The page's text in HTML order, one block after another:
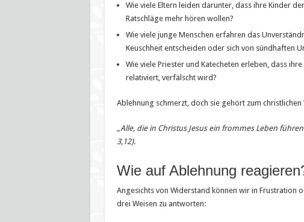
Wie viele Eltern leiden darunter, dass ihre Kinder
Ratschläge mehr hören wollen?
Wie viele junge Menschen erfahren das
Keuschheit entscheiden oder sich von sündhaften
Wie viele Priester und Katecheten erleben, dass
relativiert, verfälscht wird?
Ablehnung schmerzt, doch sie gehört zum
„Alle, die in Christus Jesus ein frommes Leben
3,12).
Wie auf Ablehnung
Angesichts von Widerstand können wir in Frustration
drei Weisen zu antworten: